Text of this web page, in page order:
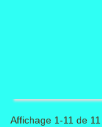
Affichage 1-11 de